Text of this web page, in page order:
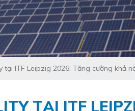
tại ITF Leipzig 2026: Tăng cường khả
TẠI ITF